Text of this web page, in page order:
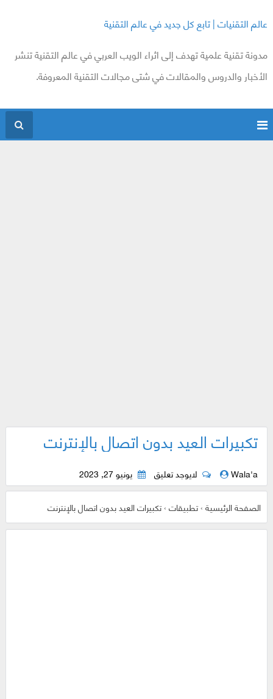
عالم التقنيات | تابع كل جديد في عالم التقنية
مدونة تقنية علمية تهدف إلى اثراء الويب العربي في عالم التقنية تنشر
الأخبار والدروس والمقالات في شتى مجالات التقنية المعروفة.
تكبيرات العيد بدون اتصال بالإنترنت
Wala'a لايوجد تعليق يونيو 27, 2023
الصفحة الرئيسية›تطبيقات›تكبيرات العيد بدون اتصال بالإنترنت